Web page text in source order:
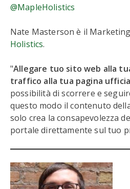
@MapleHolistics
Nate Masterson è il
Holistics.
"Allegare tuo sito web alla
traffico alla tua pagina
possibilità di scorrere e
questo modo il contenuto
solo crea la consapevolezza
portale direttamente sul tuo